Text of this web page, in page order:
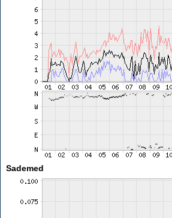
Sademed